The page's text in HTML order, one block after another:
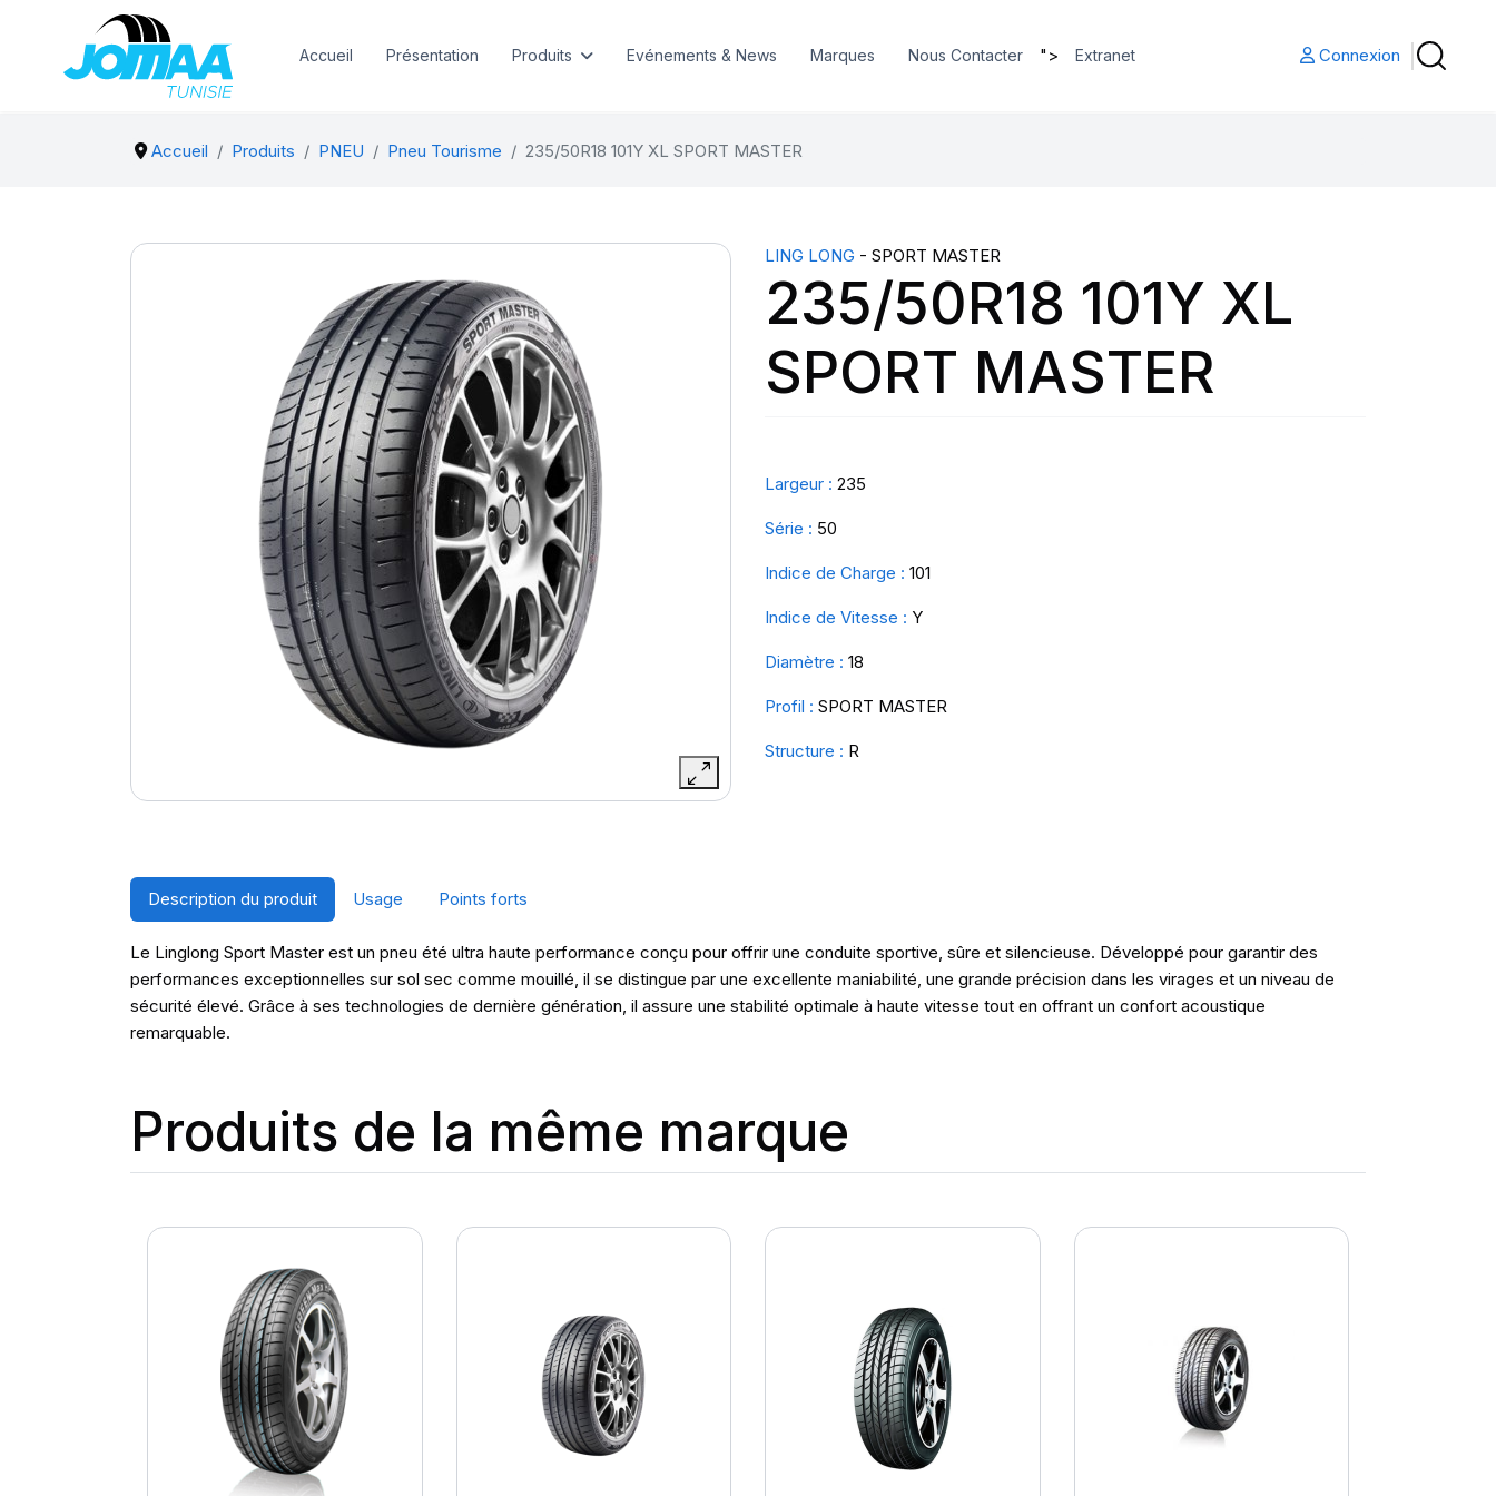
Accueil Présentation Produits Evénements & News Marques Nous Contacter "> Extranet Connexion
Accueil Produits PNEU Pneu Tourisme 235/50R18 101Y XL SPORT MASTER
LING LONG - SPORT MASTER
235/50R18 101Y XL
SPORT MASTER
Largeur : 235
Série : 50
Indice de Charge : 101
Indice de Vitesse : Y
Diamètre : 18
Profil : SPORT MASTER
Structure : R
Description du produit Usage Points forts
Le Linglong Sport Master est un pneu été ultra haute performance conçu pour offrir une conduite sportive, sûre et silencieuse. Développé pour garantir des
performances exceptionnelles sur sol sec comme mouillé, il se distingue par une excellente maniabilité, une grande précision dans les virages et un niveau de
sécurité élevé. Grâce à ses technologies de dernière génération, il assure une stabilité optimale à haute vitesse tout en offrant un confort acoustique
remarquable.
Produits de la même marque